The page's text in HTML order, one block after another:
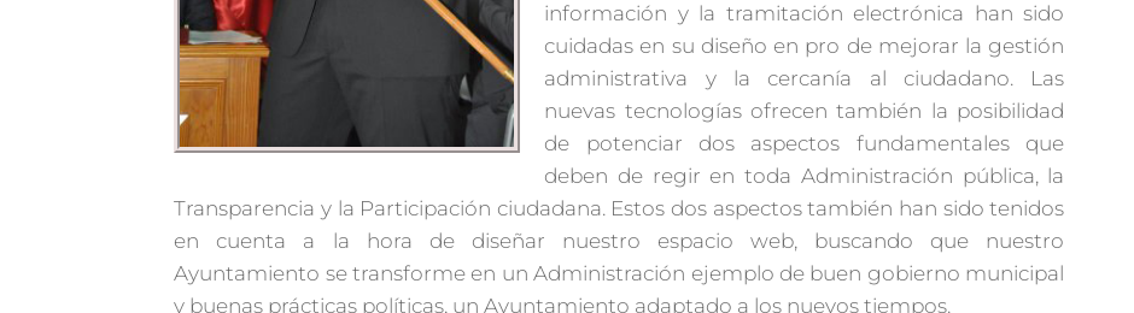
información y la tramitación electrónica han sido
cuidadas en su diseño en pro de mejorar la gestión
administrativa y la cercanía al ciudadano. Las
nuevas tecnologías ofrecen también la posibilidad
de potenciar dos aspectos fundamentales que
deben de regir en toda Administración pública, la
Transparencia y la Participación ciudadana. Estos dos aspectos también han sido tenidos
en cuenta a la hora de diseñar nuestro espacio web, buscando que nuestro
Ayuntamiento se transforme en un Administración ejemplo de buen gobierno municipal
y buenas prácticas políticas, un Ayuntamiento adaptado a los nuevos tiempos.